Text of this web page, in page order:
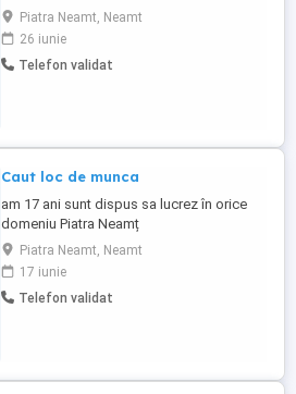
harnică, cu experiență și răbdare. As dori
in zona Neamț, Bacau, Bicaz. Telefon.
Zero șapte cinci opt șapte zero sase opt
cinci trei.
Piatra Neamt, Neamt
26 iunie
Telefon validat
Caut loc de munca
am 17 ani sunt dispus sa lucrez în orice
domeniu Piatra Neamț
Piatra Neamt, Neamt
17 iunie
Telefon validat